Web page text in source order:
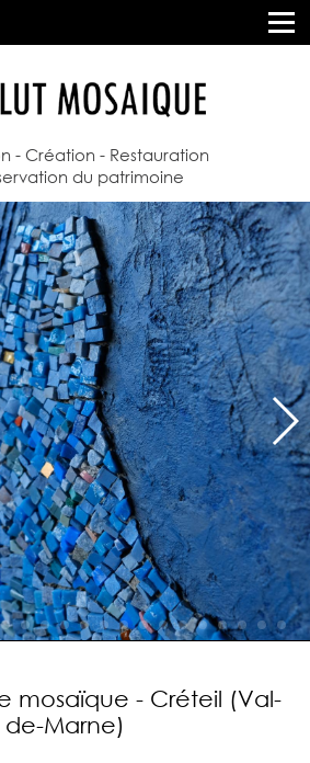
- Création - Restauration
du patrimoine
mosaïque - Créteil (Val-
de-Marne)